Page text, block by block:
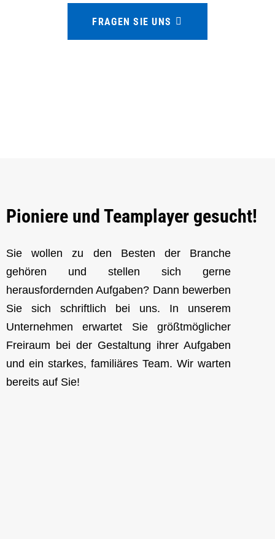
FRAGEN SIE UNS
Pioniere und Teamplayer gesucht!
Sie wollen zu den Besten der Branche
gehören und stellen sich gerne
herausfordernden Aufgaben? Dann bewerben
Sie sich schriftlich bei uns. In unserem
Unternehmen erwartet Sie größtmöglicher
Freiraum bei der Gestaltung ihrer Aufgaben
und ein starkes, familiäres Team. Wir warten
bereits auf Sie!